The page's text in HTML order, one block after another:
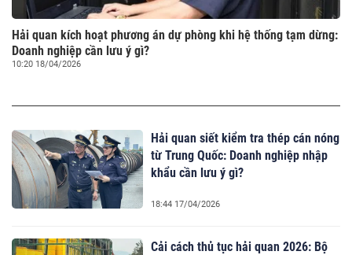
Hải quan kích hoạt phương án dự phòng khi hệ thống tạm dừng:
Doanh nghiệp cần lưu ý gì?
10:20 18/04/2026
Hải quan siết kiểm tra thép cán nóng
từ Trung Quốc: Doanh nghiệp nhập
khẩu cần lưu ý gì?
18:44 17/04/2026
Cải cách thủ tục hải quan 2026: Bộ